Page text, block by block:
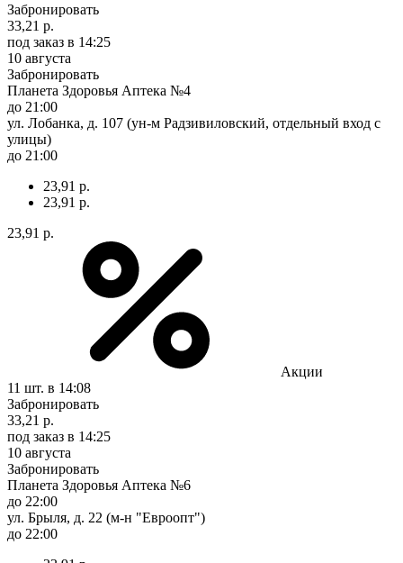
Забронировать
33,21 р.
под заказ в 14:25
10 августа
Забронировать
Планета Здоровья Аптека №4
до 21:00
ул. Лобанка, д. 107 (ун-м Радзивиловский, отдельный вход с
улицы)
до 21:00
23,91 р.
23,91 р.
23,91 р.
Акции
11 шт. в 14:08
Забронировать
33,21 р.
под заказ в 14:25
10 августа
Забронировать
Планета Здоровья Аптека №6
до 22:00
ул. Брыля, д. 22 (м-н "Евроопт")
до 22:00